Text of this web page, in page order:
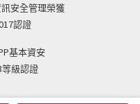
安全管理榮獲
認證
基本資安
級認證